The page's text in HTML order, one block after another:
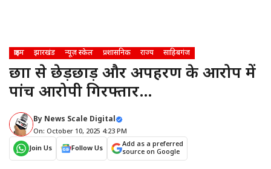
क्राइम झारखंड न्यूज़ स्केल प्रशासनिक राज्य साहिबगंज
छात्रा से छेड़छाड़ और अपहरण के आरोप में
पांच आरोपी गिरफ्तार…
By News Scale Digital
On: October 10, 2025 4:23 PM
Join Us
Follow Us
Add as a preferred
source on Google